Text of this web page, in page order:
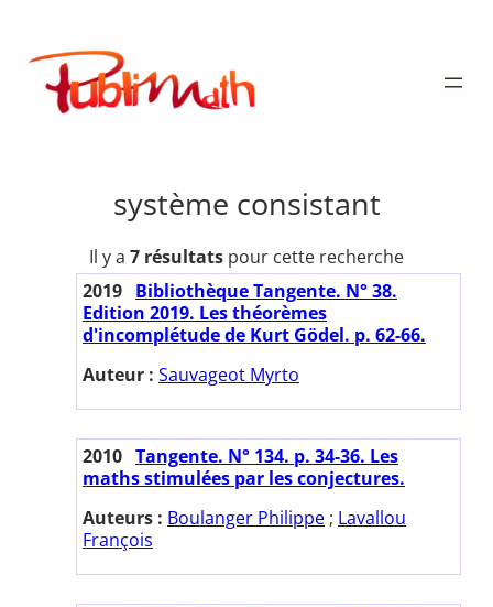
contenu
Publimath
système consistant
Il y a 7 résultats pour cette recherche
2019 Bibliothèque Tangente. N° 38.
Edition 2019. Les théorèmes
d'incomplétude de Kurt Gödel. p. 62-66.
Auteur : Sauvageot Myrto
2010 Tangente. N° 134. p. 34-36. Les
maths stimulées par les conjectures.
Auteurs : Boulanger Philippe ; Lavallou
François